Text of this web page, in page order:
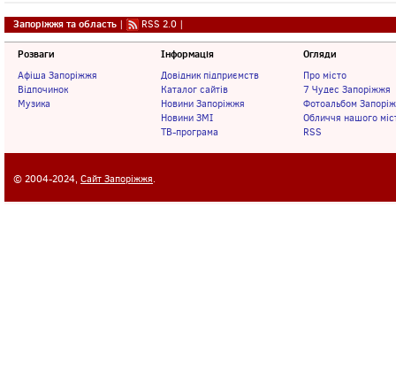
Запоріжжя та область | RSS 2.0 |
Розваги
Афіша Запоріжжя
Відпочинок
Музика
Інформація
Довідник підприємств
Каталог сайтів
Новини Запоріжжя
Новини ЗМІ
ТВ-програма
Огляди
Про місто
7 Чудес Запоріжжя
Фотоальбом
Обличчя нашого
RSS
© 2004-2024, Сайт Запоріжжя.